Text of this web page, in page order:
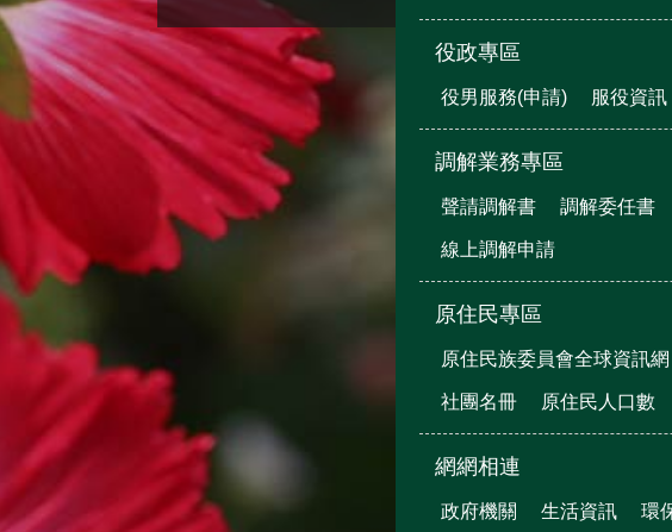
役政專區
役男服務(申請) 服役資訊
調解業務專區
聲請調解書 調解委任書
線上調解申請
原住民專區
原住民族委員會全球資訊網
社團名冊 原住民人口數
網網相連
政府機關 生活資訊 環